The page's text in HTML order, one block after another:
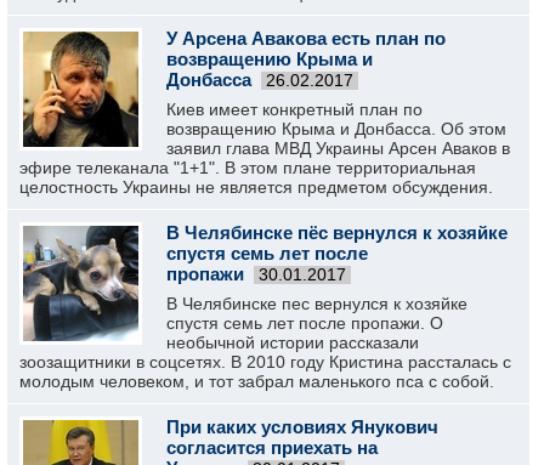
У Арсена Авакова есть план по
возвращению Крыма и
Донбасса
26.02.2017
Киев имеет конкретный план по
возвращению Крыма и Донбасса. Об этом
заявил глава МВД Украины Арсен Аваков в
эфире телеканала "1+1". В этом плане территориальная
целостность Украины не является предметом обсуждения.
В Челябинске пёс вернулся к хозяйке
спустя семь лет после
пропажи
30.01.2017
В Челябинске пес вернулся к хозяйке
спустя семь лет после пропажи. О
необычной истории рассказали
зоозащитники в соцсетях. В 2010 году Кристина рассталась с
молодым человеком, и тот забрал маленького пса с собой.
При каких условиях Янукович
согласится приехать на